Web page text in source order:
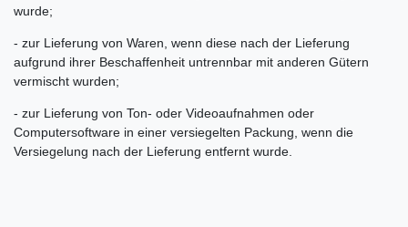
wurde;
- zur Lieferung von Waren, wenn diese nach der Lieferung
aufgrund ihrer Beschaffenheit untrennbar mit anderen Gütern
vermischt wurden;
- zur Lieferung von Ton- oder Videoaufnahmen oder
Computersoftware in einer versiegelten Packung, wenn die
Versiegelung nach der Lieferung entfernt wurde.